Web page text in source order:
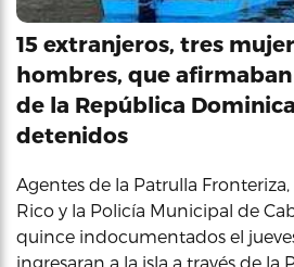
15 extranjeros, tres
hombres, que
de la República
detenidos
Agentes de la Patrulla
Rico y la Policía Municipal de
quince indocumentados el
ingresaran a la isla a través de la